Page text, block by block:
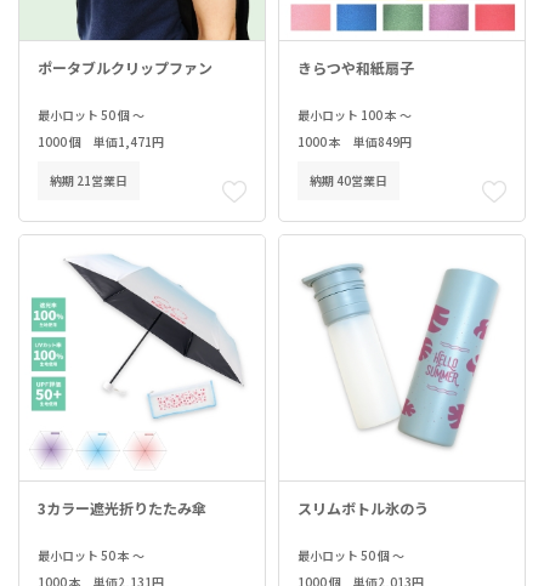
ポータブルクリップファン
最小ロット 50 個 ～
1000 個 単価1,471円
納期 21営業日
きらつや和紙扇子
最小ロット 100 本 ～
1000 本 単価849円
納期 40営業日
3カラー遮光折りたたみ傘
最小ロット 50 本 ～
1000 本 単価2,131円
スリムボトル氷のう
最小ロット 50 個 ～
1000 個 単価2,013円